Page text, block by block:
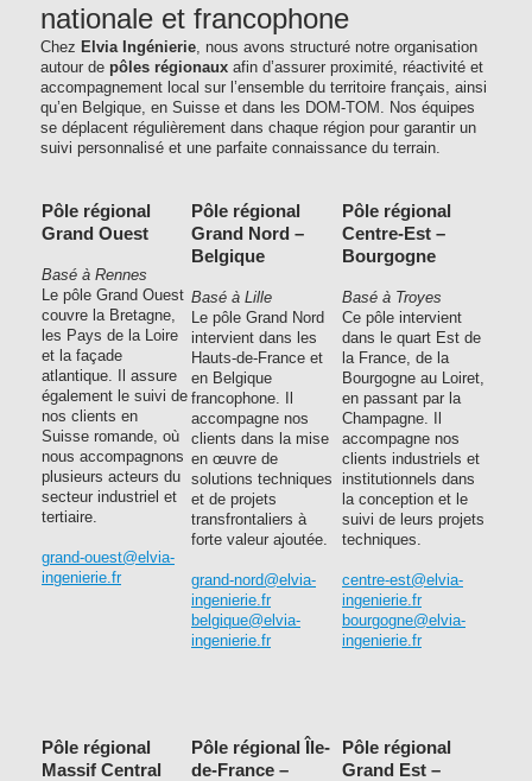
nationale et francophone
Chez Elvia Ingénierie, nous avons structuré notre organisation
autour de pôles régionaux afin d’assurer proximité, réactivité et
accompagnement local sur l’ensemble du territoire français, ainsi
qu’en Belgique, en Suisse et dans les DOM-TOM. Nos équipes
se déplacent régulièrement dans chaque région pour garantir un
suivi personnalisé et une parfaite connaissance du terrain.
Pôle régional
Grand Ouest
Basé à Rennes
Le pôle Grand Ouest
couvre la Bretagne,
les Pays de la Loire
et la façade
atlantique. Il assure
également le suivi de
nos clients en
Suisse romande, où
nous accompagnons
plusieurs acteurs du
secteur industriel et
tertiaire.
grand-ouest@elvia-
ingenierie.fr
Pôle régional
Grand Nord –
Belgique
Basé à Lille
Le pôle Grand Nord
intervient dans les
Hauts-de-France et
en Belgique
francophone. Il
accompagne nos
clients dans la mise
en œuvre de
solutions techniques
et de projets
transfrontaliers à
forte valeur ajoutée.
grand-nord@elvia-
ingenierie.fr
belgique@elvia-
ingenierie.fr
Pôle régional
Centre-Est –
Bourgogne
Basé à Troyes
Ce pôle intervient
dans le quart Est de
la France, de la
Bourgogne au Loiret,
en passant par la
Champagne. Il
accompagne nos
clients industriels et
institutionnels dans
la conception et le
suivi de leurs projets
techniques.
centre-est@elvia-
ingenierie.fr
bourgogne@elvia-
ingenierie.fr
Pôle régional
Massif Central
Pôle régional Île-
de-France –
Pôle régional
Grand Est –